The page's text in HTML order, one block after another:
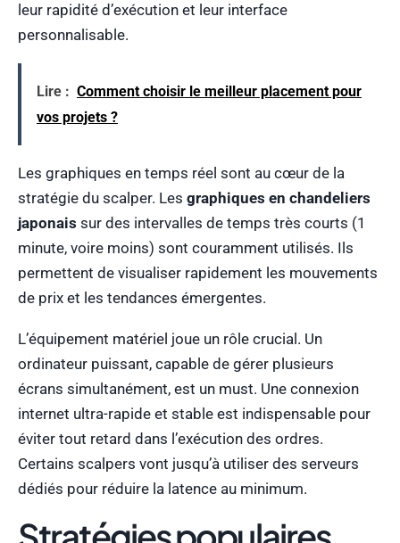
leur rapidité d’exécution et leur interface
personnalisable.
Lire : Comment choisir le meilleur placement pour
vos projets ?
Les graphiques en temps réel sont au cœur de la
stratégie du scalper. Les graphiques en chandeliers
japonais sur des intervalles de temps très courts (1
minute, voire moins) sont couramment utilisés. Ils
permettent de visualiser rapidement les mouvements
de prix et les tendances émergentes.
L’équipement matériel joue un rôle crucial. Un
ordinateur puissant, capable de gérer plusieurs
écrans simultanément, est un must. Une connexion
internet ultra-rapide et stable est indispensable pour
éviter tout retard dans l’exécution des ordres.
Certains scalpers vont jusqu’à utiliser des serveurs
dédiés pour réduire la latence au minimum.